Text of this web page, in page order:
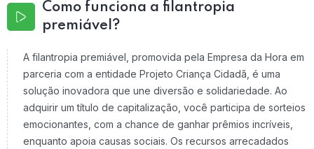
Como funciona a filantropia
premiável?
A filantropia premiável, promovida pela Empresa da Hora em
parceria com a entidade Projeto Criança Cidadã, é uma
solução inovadora que une diversão e solidariedade. Ao
adquirir um título de capitalização, você participa de sorteios
emocionantes, com a chance de ganhar prêmios incríveis,
enquanto apoia causas sociais. Os recursos arrecadados